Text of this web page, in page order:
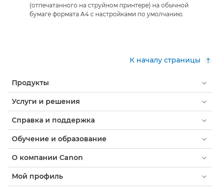
(отпечатанного на струйном принтере) на обычной
бумаге формата A4 с настройками по умолчанию.
К началу страницы
Продукты
Услуги и решения
Справка и поддержка
Обучение и образование
О компании Canon
Мой профиль